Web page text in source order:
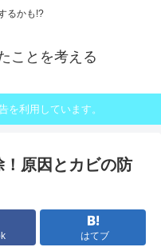
るかも!?
ことを考える
を利用しています。
原因とカビの防
はてブ